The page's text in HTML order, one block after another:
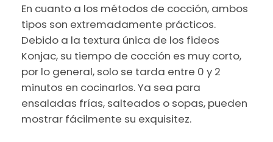
En cuanto a los métodos de cocción, ambos
tipos son extremadamente prácticos.
Debido a la textura única de los fideos
Konjac, su tiempo de cocción es muy corto,
por lo general, solo se tarda entre 0 y 2
minutos en cocinarlos. Ya sea para
ensaladas frías, salteados o sopas, pueden
mostrar fácilmente su exquisitez.